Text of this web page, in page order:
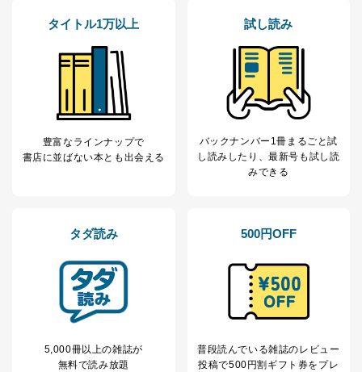
株式会社富士山マガジンサービス
個人情報の取扱いについて
１．個人情報保護管理者
当社は以下の個人情報保護管理者を設置し、個人情報保
護管理者の責任のもと、個人情報を取得・アクセス・利
用・提供・管理いたします。
個人情報保護管理者: 経営管理グループディレクター 前
２．利用目的
当社が取り扱う開示対象個人情報の利用目的は次のとお
りです。
No
個人情報の種類 利用目的
購入商品の配送のため
タイトル1万以上
豊富なラインナップで
書店に並ばない本とも出会える
試し読み
バックナンバー1冊まるごと試
し読み したり、最新号も試し読
みできる
タダ読み
5,000冊以上の雑誌が
無料で読み放題
500円OFF
普段読んでいる雑誌のレビュー
投稿で500円割ギフト券をプレ